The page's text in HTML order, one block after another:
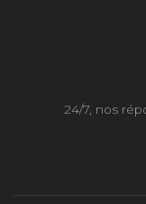
24/7, nos